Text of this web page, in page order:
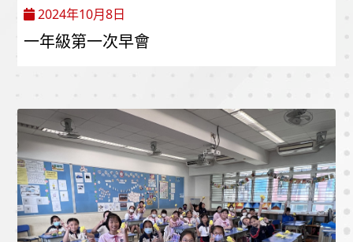
2024年10月8日
一年級第一次早會